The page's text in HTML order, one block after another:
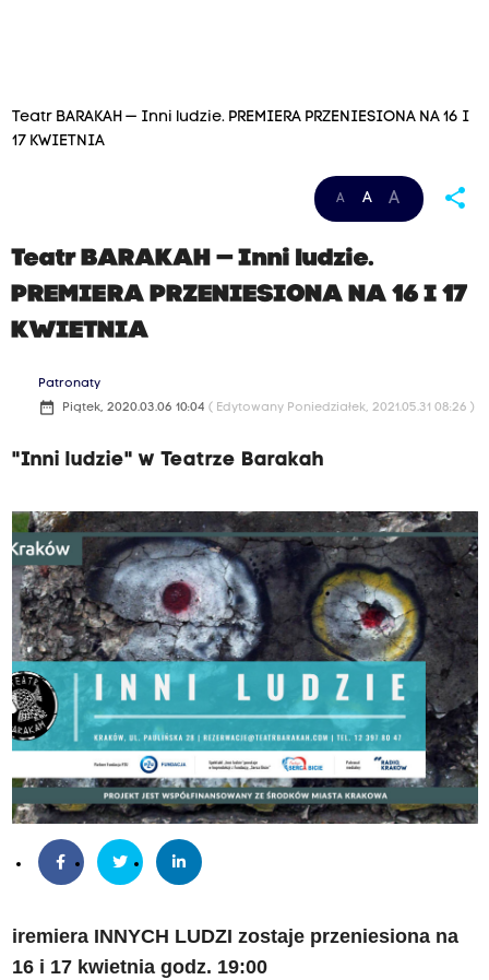
Teatr BARAKAH — Inni ludzie. PREMIERA PRZENIESIONA NA 16 I
17 KWIETNIA
A A A share
Teatr BARAKAH — Inni ludzie.
PREMIERA PRZENIESIONA NA 16 I 17
KWIETNIA
Patronaty
date_range Piątek, 2020.03.06 10:04 ( Edytowany Poniedziałek, 2021.05.31 08:26 )
"Inni ludzie" w Teatrze Barakah
iremiera INNYCH LUDZI zostaje przeniesiona na
16 i 17 kwietnia godz. 19:00